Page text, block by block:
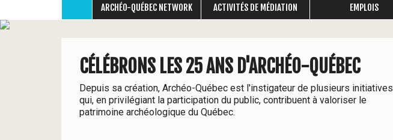
ARCHÉO-QUÉBEC NETWORK ACTIVITÉS DE MÉDIATION EMPLOIS
CÉLÉBRONS LES 25 ANS D'ARCHÉO-QUÉBEC
Depuis sa création, Archéo-Québec est l'instigateur de plusieurs initiatives
qui, en privilégiant la participation du public, contribuent à valoriser le
patrimoine archéologique du Québec.